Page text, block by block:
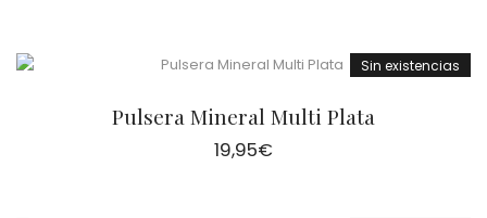
Sin existencias
Pulsera Mineral Multi Plata
19,95€